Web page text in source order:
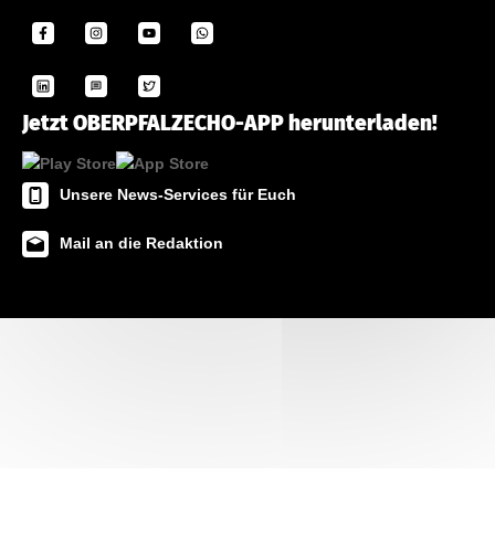
Jetzt OBERPFALZECHO-APP herunterladen!
Unsere News-Services für Euch
Mail an die Redaktion